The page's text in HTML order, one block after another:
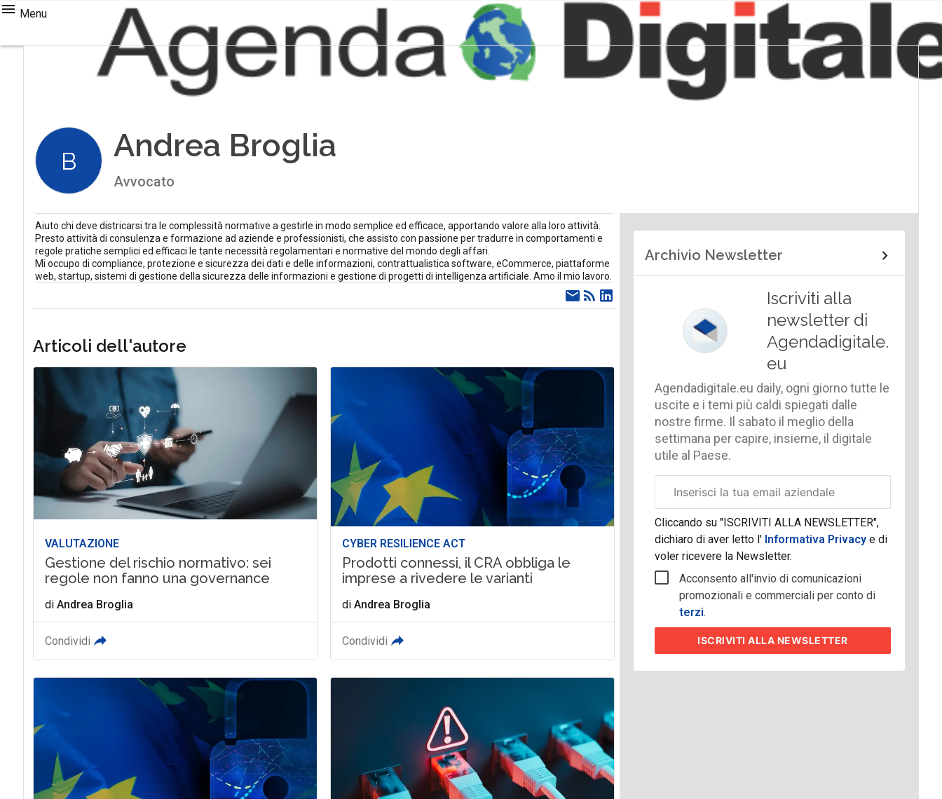
Menu
B Andrea Broglia
Avvocato
Aiuto chi deve districarsi tra le complessità normative a gestirle in modo semplice ed efficace, apportando valore alla loro attività.
Presto attività di consulenza e formazione ad aziende e professionisti, che assisto con passione per tradurre in comportamenti e
regole pratiche semplici ed efficaci le tante necessità regolamentari e normative del mondo degli affari.
Mi occupo di compliance, protezione e sicurezza dei dati e delle informazioni, contrattualistica software, eCommerce, piattaforme
web, startup, sistemi di gestione della sicurezza delle informazioni e gestione di progetti di intelligenza artificiale. Amo il mio lavoro.
Articoli dell'autore
VALUTAZIONE
Gestione del rischio normativo: sei
regole non fanno una governance
di Andrea Broglia
Condividi
CYBER RESILIENCE ACT
Prodotti connessi, il CRA obbliga le
imprese a rivedere le varianti
diAndrea Broglia
Condividi
Archivio Newsletter
Iscriviti alla
newsletter di
Agendadigitale.
eu
Agendadigitale.eu daily, ogni giorno tutte le
uscite e i temi più caldi spiegati dalle
nostre firme. Il sabato il meglio della
settimana per capire, insieme, il digitale
utile al Paese.
aziendale
Cliccando su "ISCRIVITI ALLA NEWSLETTER",
dichiaro di aver letto l' Informativa Privacye di
voler ricevere la Newsletter.
Acconsento all'invio di comunicazioni
promozionali e commerciali per conto di
terzi.
ISCRIVITIALLA NEWSLETTER